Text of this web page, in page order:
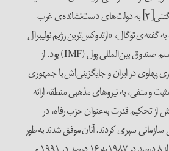
و تحت بندگی اجماع واشنگتنی[۳] به دولت‌‌های دست‌نشانده‌ی غرب
گفته‌ی توگال، «ارتدوکس‌ترین رژیم نولیبرال
در دنیای عرب» و نماد مجسم صندوق بین‌المللی پول (IMF) بود. از
پهلوی در ایران و جایگزینی‌اش با جمهوری
و منفی، به نیروهای مذهبی منطقه ارائه
از تحکیم قدرت به‌عنوان حزب رفاه، در
جهش سازمانی سپری کردند. آنان موفق شدند به‌طور